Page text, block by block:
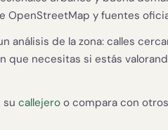
OpenStreetMap y fuentes
análisis de la zona: calles
que necesitas si estás
su callejero o compara con